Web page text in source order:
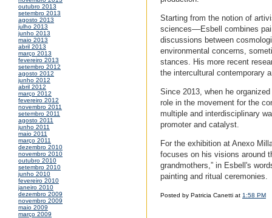
outubro 2013
setembro 2013
agosto 2013
julho 2013
junho 2013
maio 2013
abril 2013
março 2013
fevereiro 2013
setembro 2012
agosto 2012
junho 2012
abril 2012
março 2012
fevereiro 2012
novembro 2011
setembro 2011
agosto 2011
junho 2011
maio 2011
março 2011
dezembro 2010
novembro 2010
outubro 2010
setembro 2010
junho 2010
fevereiro 2010
janeiro 2010
dezembro 2009
novembro 2009
maio 2009
março 2009
Starting from the notion of
sciences––Esbell combines
discussions between
environmental concerns,
stances. His more recent
the intercultural contemporary
Since 2013, when he
role in the movement for the
multiple and interdisciplinary
promoter and catalyst.
For the exhibition at Anexo
focuses on his visions around
grandmothers,” in Esbell's
painting and ritual ceremonies.
Posted by Patricia Canetti at 1:58 PM